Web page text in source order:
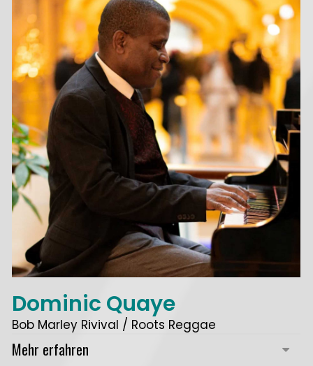
Dominic Quaye
Bob Marley Rivival / Roots Reggae
Mehr erfahren